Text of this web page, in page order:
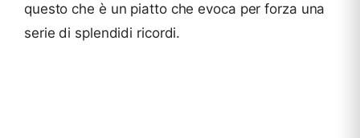
questo che è un piatto che evoca per forza una
serie di splendidi ricordi.